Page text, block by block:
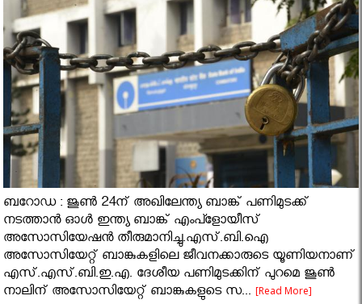
ബറോഡ : ജൂണ്‍ 24ന് അഖിലേന്ത്യ ബാങ്ക് പണിമുടക്ക്
നടത്താന്‍ ഓള്‍ ഇന്ത്യ ബാങ്ക് എംപ്ളോയീസ്
അസോസിയേഷന്‍ തീരുമാനിച്ചു.എസ്.ബി.ഐ
അസോസിയേറ്റ് ബാങ്കുകളിലെ ജീവനക്കാരുടെ യൂണിയനാണ്
എസ്.എസ്.ബി.ഇ.എ. ദേശീയ പണിമുടക്കിന് പുറമെ ജൂണ്‍
നാലിന് അസോസിയേറ്റ് ബാങ്കുകളുടെ സ...[Read More]